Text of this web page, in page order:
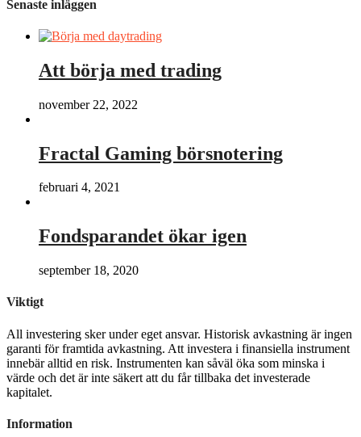
Senaste inläggen
Att börja med trading
november 22, 2022
Fractal Gaming börsnotering
februari 4, 2021
Fondsparandet ökar igen
september 18, 2020
Viktigt
All investering sker under eget ansvar. Historisk avkastning är ingen
garanti för framtida avkastning. Att investera i finansiella instrument
innebär alltid en risk. Instrumenten kan såväl öka som minska i
värde och det är inte säkert att du får tillbaka det investerade
kapitalet.
Information